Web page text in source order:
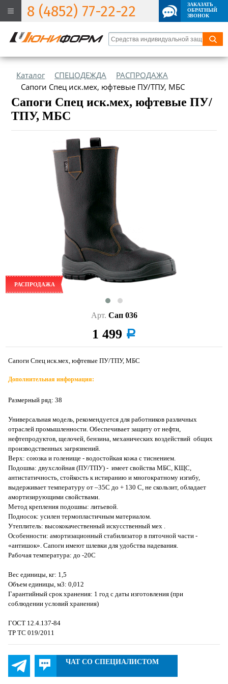
8 (4852) 77-22-22
ЗАКАЗАТЬ
ОБРАТНЫЙ
ЗВОНОК
Каталог СПЕЦОДЕЖДА
РАСПРОДАЖА
Сапоги Спец иск.мех, юфтевые ПУ/ТПУ, МБС
Сапоги Спец иск.мех, юфтевые ПУ/
ТПУ, МБС
РАСПРОДАЖА
Арт. Сап 036
1 499 a
Сапоги Спец иск.мех, юфтевые ПУ/ТПУ, МБС
Дополнительная информация:
Размерный ряд: 38
Универсальная модель, рекомендуется для работников различных
отраслей промышленности. Обеспечивает защиту от нефти,
нефтепродуктов, щелочей, бензина, механических воздействий общих
производственных загрязнений.
Верх: союзка и голенище - водостойкая кожа с тиснением.
Подошва: двухслойная (ПУ/ТПУ) - имеет свойства МБС, КЩС,
антистатичность, стойкость к истиранию и многократному изгибу,
выдерживает температуру от –35С до + 130 С, не скользит, обладает
амортизирующими свойствами.
Метод крепления подошвы: литьевой.
Подносок: усилен термопластичным материалом.
Утеплитель: высококачественный искусственный мех .
Особенности: амортизационный стабилизатор в пяточной части -
«антишок». Сапоги имеют шлевки для удобства надевания.
Рабочая температура: до -20С
Вес единицы, кг: 1,5
Объем единицы, м3: 0,012
Гарантийный срок хранения: 1 год с даты изготовления (при
соблюдении условий хранения)
ГОСТ 12.4.137-84
ТР ТС 019/2011
ЧАТ СО СПЕЦИАЛИСТОМ